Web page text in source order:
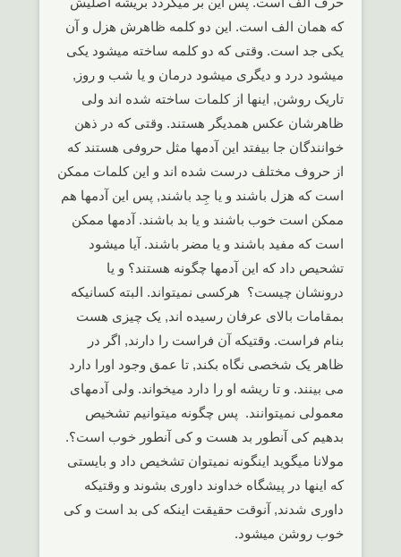
که همان الف است. این دو کلمه ظاهرش هزل و آن
یکی جد است. وقتی که دو کلمه ساخته میشود یکی
میشود درد و دیگری میشود درمان و یا شب و روز,
تاریک روشن, اینها از کلمات ساخته شده اند ولی
ظاهرشان عکس همدیگر هستند. وقتی که در ذهن
خوانندگان جا بیفتد این آدمها مثل حروفی هستند که
از حروف مختلف درست شده اند و این کلمات ممکن
است که هزل باشند و یا جِد باشند, پس این آدمها هم
ممکن است خوب باشند و یا بد باشند. آدمها ممکن
است که مفید باشند و یا مضر باشند. آیا میشود
تشحیص داد که این آدمها چگونه هستند؟ و یا
درونشان چیست؟ هرکسی نمیتواند. البته کسانیکه
بمقامات بالای عرفان رسیده اند, یک چیزی هست
بنام فراست. وقتیکه آن فراست را دارند, اگر در
ظاهر یک شخصی نگاه بکند, تا عمق وجود اورا دارد
می بینند. و تا ریشه او را دارد میخواند. ولی آدمهای
معمولی نمیتوانند. پس چگونه میتوانیم تشخیص
بدهیم کی آنطور بد هست و کی آنطور خوب است؟.
مولانا میگوید اینگونه نمیتوان تشخیص داد و بایستی
که اینها در پیشگاه خداوند داوری بشوند و وقتیکه
داوری شدند, آنوقت حقیقت اینکه کی بد است و کی
خوب روشن میشود.